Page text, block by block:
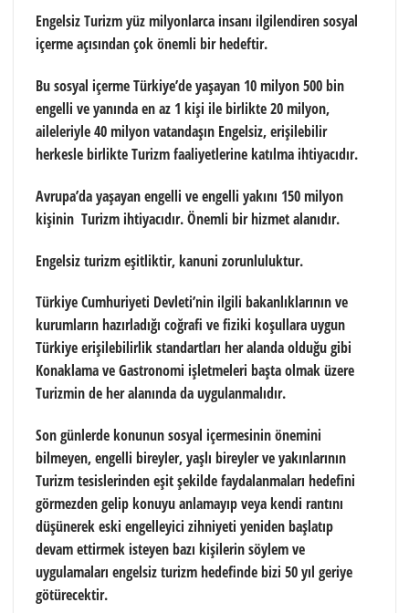
Engelsiz Turizm yüz milyonlarca insanı ilgilendiren sosyal
içerme açısından çok önemli bir hedeftir.
Bu sosyal içerme Türkiye’de yaşayan 10 milyon 500 bin
engelli ve yanında en az 1 kişi ile birlikte 20 milyon,
aileleriyle 40 milyon vatandaşın Engelsiz, erişilebilir
herkesle birlikte Turizm faaliyetlerine katılma ihtiyacıdır.
Avrupa’da yaşayan engelli ve engelli yakını 150 milyon
kişinin Turizm ihtiyacıdır. Önemli bir hizmet alanıdır.
Engelsiz turizm eşitliktir, kanuni zorunluluktur.
Türkiye Cumhuriyeti Devleti’nin ilgili bakanlıklarının ve
kurumların hazırladığı coğrafi ve fiziki koşullara uygun
Türkiye erişilebilirlik standartları her alanda olduğu gibi
Konaklama ve Gastronomi işletmeleri başta olmak üzere
Turizmin de her alanında da uygulanmalıdır.
Son günlerde konunun sosyal içermesinin önemini
bilmeyen, engelli bireyler, yaşlı bireyler ve yakınlarının
Turizm tesislerinden eşit şekilde faydalanmaları hedefini
görmezden gelip konuyu anlamayıp veya kendi rantını
düşünerek eski engelleyici zihniyeti yeniden başlatıp
devam ettirmek isteyen bazı kişilerin söylem ve
uygulamaları engelsiz turizm hedefinde bizi 50 yıl geriye
götürecektir.